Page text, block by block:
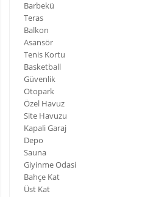
Barbekü
Teras
Balkon
Asansör
Tenis Kortu
Basketball
Güvenlik
Otopark
Özel Havuz
Site Havuzu
Kapali Garaj
Depo
Sauna
Giyinme Odasi
Bahçe Kat
Üst Kat